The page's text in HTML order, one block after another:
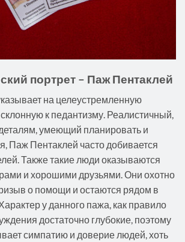
портрет – Паж Пентаклей
на целеустремленную
склонную к педантизму. Реалистичный,
умеющий планировать и
Паж Пентаклей часто добивается
Также такие люди оказываются
и хорошими друзьями. Они охотно
о помощи и остаются рядом в
у данного пажа, как правило
достаточно глубокие, поэтому
симпатию и доверие людей, хоть